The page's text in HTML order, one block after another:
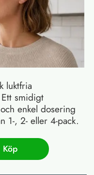
luktfria
smidigt
enkel dosering
1-, 2- eller 4-pack.
Köp